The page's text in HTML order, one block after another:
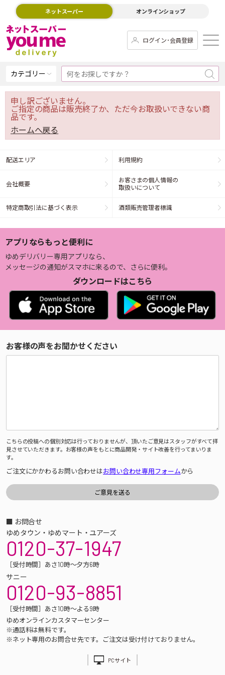
ネットスーパー オンラインショップ
ログイン･会員登録
カテゴリー
申し訳ございません。
ご指定の商品は販売終了か、ただ今お取扱いできない商
品です。
ホームへ戻る
配送エリア 利用規約
会社概要
お客さまの個人情報の
取扱いについて
特定商取引法に基づく表示 酒類販売管理者標識
アプリならもっと便利に
ゆめデリバリー専用アプリなら、
メッセージの通知がスマホに来るので、さらに便利。
ダウンロードはこちら
お客様の声をお聞かせください
こちらの投稿への個別対応は行っておりませんが、頂いたご意見はスタッフがすべて拝
見させていただきます。お客様の声をもとに商品開発・サイト改善を行ってまいりま
す。
ご注文にかかわるお問い合わせはお問い合わせ専用フォームから
■ お問合せ
ゆめタウン・ゆめマート・ユアーズ
0120-37-1947
［受付時間］あさ10時～夕方6時
サニー
0120-93-8851
［受付時間］あさ10時～よる9時
ゆめオンラインカスタマーセンター
※通話料は無料です。
※ネット専用のお問合せ先です。ご注文は受け付けておりません。
PCサイト